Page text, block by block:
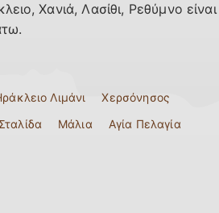
Χανιά, Λασίθι, Ρεθύμνο είναι
Λιμάνι
Χερσόνησος
Σταλίδα Μάλια Αγία Πελαγία